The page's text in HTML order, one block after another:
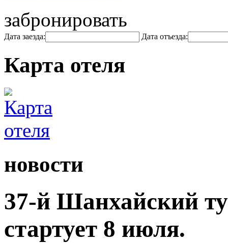
забронировать
Дата заезда: Дата отъезда:
Карта отеля
новости
37-й Шанхайский
стартует 8 июля.